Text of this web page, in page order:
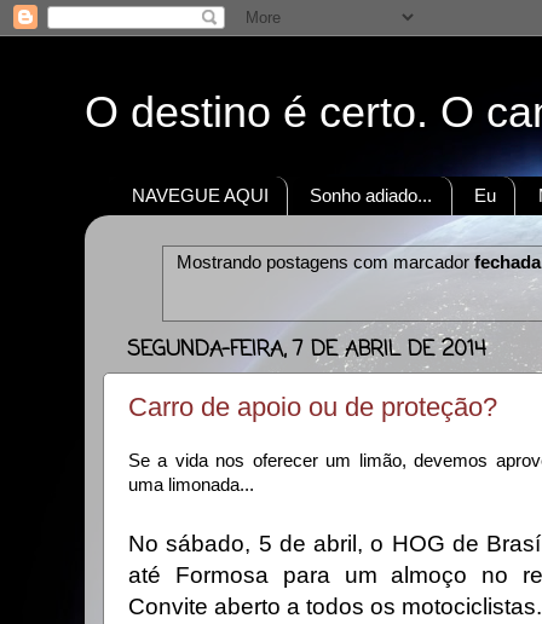
O destino é certo. O
NAVEGUE AQUI Sonho adiado... Eu
Mostrando postagens com marcadorfechada
SEGUNDA-FEIRA, 7 DE ABRIL DE 2014
Carro de apoio ou de proteção?
Se a vida nos oferecer um limão, devemos
uma limonada...
No sábado, 5 de abril, o HOG de
até Formosa para um almoço no
Convite aberto a todos os motociclistas.